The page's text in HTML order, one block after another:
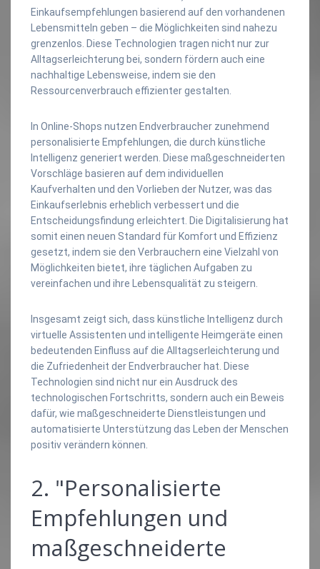
Einkaufsempfehlungen basierend auf den vorhandenen
Lebensmitteln geben – die Möglichkeiten sind nahezu
grenzenlos. Diese Technologien tragen nicht nur zur
Alltagserleichterung bei, sondern fördern auch eine
nachhaltige Lebensweise, indem sie den
Ressourcenverbrauch effizienter gestalten.
In Online-Shops nutzen Endverbraucher zunehmend
personalisierte Empfehlungen, die durch künstliche
Intelligenz generiert werden. Diese maßgeschneiderten
Vorschläge basieren auf dem individuellen
Kaufverhalten und den Vorlieben der Nutzer, was das
Einkaufserlebnis erheblich verbessert und die
Entscheidungsfindung erleichtert. Die Digitalisierung hat
somit einen neuen Standard für Komfort und Effizienz
gesetzt, indem sie den Verbrauchern eine Vielzahl von
Möglichkeiten bietet, ihre täglichen Aufgaben zu
vereinfachen und ihre Lebensqualität zu steigern.
Insgesamt zeigt sich, dass künstliche Intelligenz durch
virtuelle Assistenten und intelligente Heimgeräte einen
bedeutenden Einfluss auf die Alltagserleichterung und
die Zufriedenheit der Endverbraucher hat. Diese
Technologien sind nicht nur ein Ausdruck des
technologischen Fortschritts, sondern auch ein Beweis
dafür, wie maßgeschneiderte Dienstleistungen und
automatisierte Unterstützung das Leben der Menschen
positiv verändern können.
2. "Personalisierte
Empfehlungen und
maßgeschneiderte